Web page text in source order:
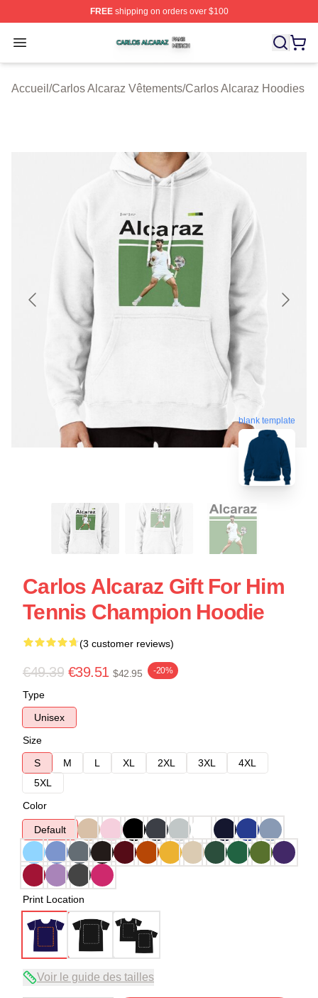
FREEshipping on orders over $100
Open menu
Carlos Alcaraz Shop ⚡️ Officially Licensed Carlos
Accueil /Carlos Alcaraz Vêtements/Carlos Alcaraz Hoodies
blank template
Carlos Alcaraz Gift For Him
Tennis Champion Hoodie
(3 customer reviews)
€49.39 €39.51 $42.95 -20%
Type
Unisex
Size
S
M L XL 2XL 3XL
4XL
5XL
Color
Default
Print Location
Voir le guide des tailles